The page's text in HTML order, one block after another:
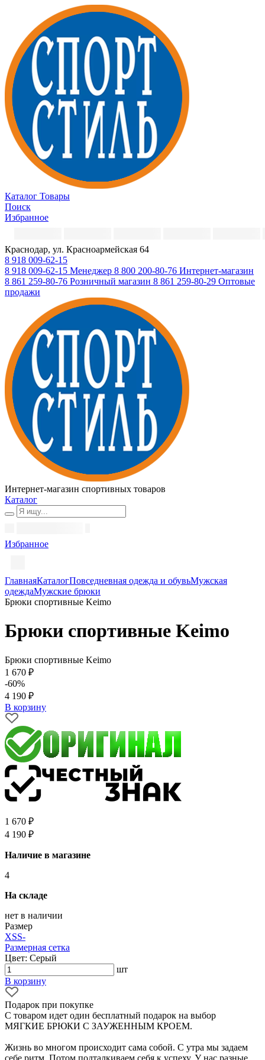
Каталог Товары
Поиск
Избранное
Краснодар, ул. Красноармейская 64
8 918 009-62-15
8 918 009-62-15 Менеджер 8 800 200-80-76 Интернет-магазин
8 861 259-80-76 Розничный магазин 8 861 259-80-29 Оптовые
продажи
Интернет-магазин спортивных товаров
Каталог
Избранное
ГлавнаяКаталогПовседневная одежда и обувьМужская
одеждаМужские брюки
Брюки спортивные Keimo
Брюки спортивные Keimo
Брюки спортивные Keimo
1 670 ₽
-60%
4 190 ₽
В корзину
1 670 ₽
4 190 ₽
Наличие в магазине
4
На складе
нет в наличии
Размер
XSS-
Размерная сетка
Цвет: Серый
шт
В корзину
Подарок при покупке
С товаром идет один бесплатный подарок на выбор
МЯГКИЕ БРЮКИ С ЗАУЖЕННЫМ КРОЕМ.
Жизнь во многом происходит сама собой. С утра мы задаем
себе ритм. Потом подталкиваем себя к успеху. У нас разные